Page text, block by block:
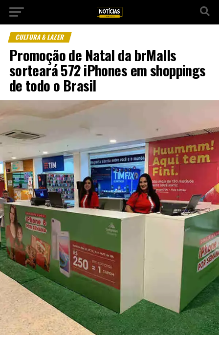
CULTURA & LAZER
Promoção de Natal da brMalls
sorteará 572 iPhones em shoppings
de todo o Brasil